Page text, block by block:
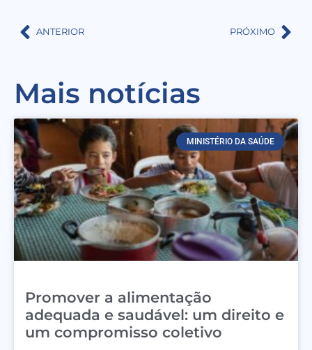
ANTERIOR PRÓXIMO
Mais notícias
MINISTÉRIO DA SAÚDE
Promover a alimentação
adequada e saudável: um direito e
um compromisso coletivo